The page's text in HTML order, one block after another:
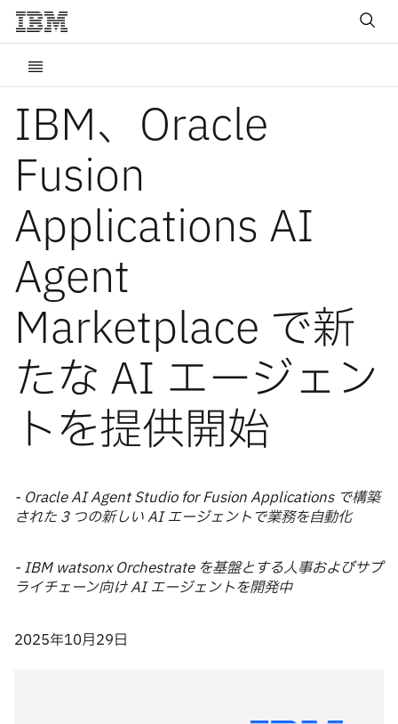
IBM、Oracle
Fusion
Applications AI
Agent
Marketplace で新
たな AI エージェン
トを提供開始
- Oracle AI Agent Studio for Fusion Applications で構築
された 3 つの新しい AI エージェントで業務を⾃動化
- IBM watsonx Orchestrate を基盤とする⼈事およびサプ
ライチェーン向け AI エージェントを開発中
2025年10月29日